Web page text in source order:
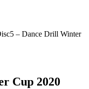
– Dance Drill Winter
Cup 2020